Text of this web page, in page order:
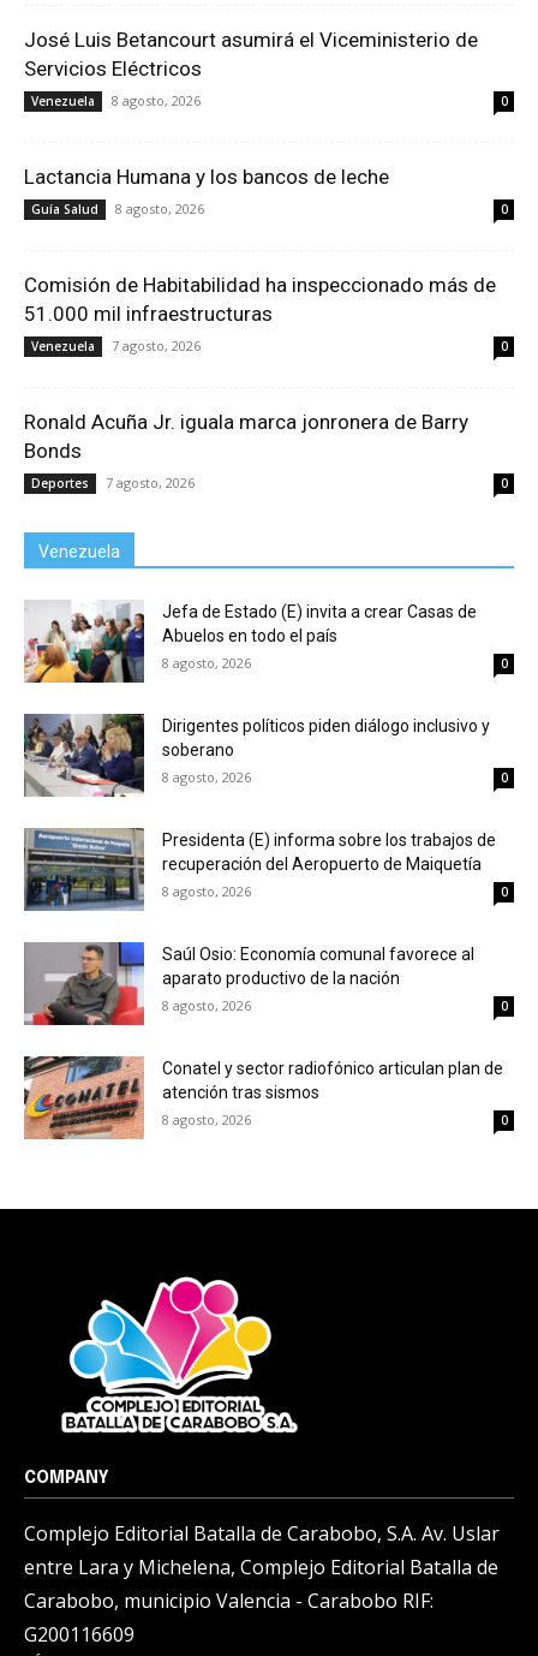
José Luis Betancourt asumirá el Viceministerio de
Servicios Eléctricos
Venezuela 8 agosto, 2026 0
Lactancia Humana y los bancos de leche
Guía Salud 8 agosto, 2026 0
Comisión de Habitabilidad ha inspeccionado más de
51.000 mil infraestructuras
Venezuela 7 agosto, 2026 0
Ronald Acuña Jr. iguala marca jonronera de Barry
Bonds
Deportes 7 agosto, 2026 0
Venezuela
Jefa de Estado (E) invita a crear Casas de
Abuelos en todo el país
8 agosto, 2026 0
Dirigentes políticos piden diálogo inclusivo y
soberano
8 agosto, 2026 0
Presidenta (E) informa sobre los trabajos de
recuperación del Aeropuerto de Maiquetía
8 agosto, 2026 0
Saúl Osio: Economía comunal favorece al
aparato productivo de la nación
8 agosto, 2026 0
Conatel y sector radiofónico articulan plan de
atención tras sismos
8 agosto, 2026 0
COMPANY
Complejo Editorial Batalla de Carabobo, S.A. Av. Uslar
entre Lara y Michelena, Complejo Editorial Batalla de
Carabobo, municipio Valencia - Carabobo RIF:
G200116609